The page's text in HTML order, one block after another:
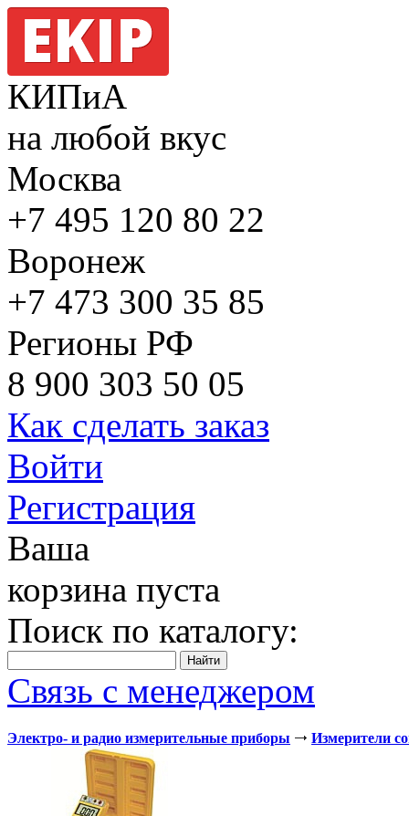
КИПиА
на любой вкус
Москва
+7 495 120 80 22
Воронеж
+7 473 300 35 85
Регионы РФ
8 900 303 50 05
Как сделать заказ
Войти
Регистрация
Ваша
корзина пуста
Поиск по каталогу:
Связь с менеджером
Электро- и радио измерительные приборы Измерители